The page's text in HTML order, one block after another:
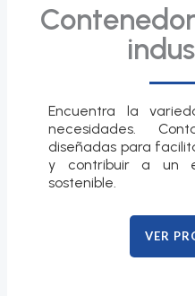
Encuentra la
necesidades.
diseñadas para
y contribuir a un
sostenible.
VER